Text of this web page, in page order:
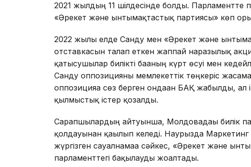
2021 жылдың 11 шілдесінде болды.
«Әрекет және ынтымақтастық партиясы» көп
2022 жылы елде Санду мен «Әрекет және
отставкасын талап еткен жаппай наразылық
қатысушылар билікті бағаның күрт өсуі мен
Санду оппозицияны мемлекеттік төңкеріс
оппозицияға сөз берген ондаған БАҚ жабылды, ал
қылмыстық істер қозғалды.
Сарапшылардың айтуынша, Молдовадағы билік
қолдауынан қағылып келеді. Наурызда
жүргізген сауалнамаға сәйкес, «Әрекет және
парламенттегі бақылауды жоғалтады.